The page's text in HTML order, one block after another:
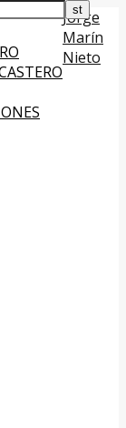
Jorge
Marín
Nieto